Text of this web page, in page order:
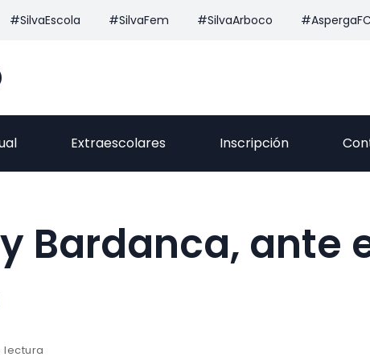
#SilvaEscola #SilvaFem #SilvaArboco #AspergaFC
Extraescolares Inscripción
Bardanca, ante
lectura